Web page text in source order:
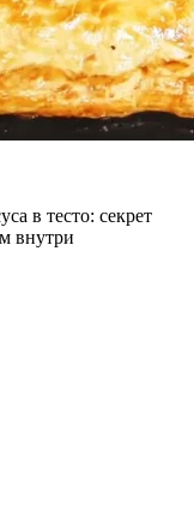
в тесто: секрет
внутри